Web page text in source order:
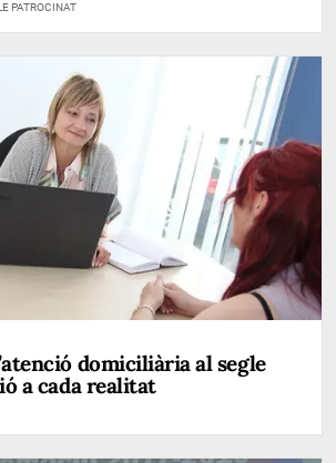
PATROCINAT
domiciliària al segle
a cada realitat